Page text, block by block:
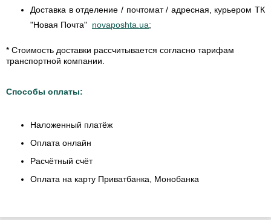
Доставка в отделение / почтомат / адресная, курьером ТК
"Новая Почта" novaposhta.ua;
* Стоимость доставки рассчитывается согласно тарифам
транспортной компании.
Способы оплаты:
Наложенный платёж
Оплата онлайн
Расчётный счёт
Оплата на карту Приватбанка, Монобанка